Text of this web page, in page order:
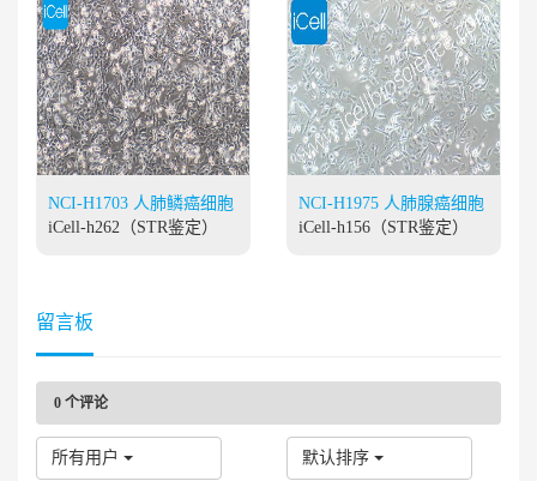
NCI-H1703 人肺鳞癌细胞
iCell-h262（STR鉴定）
NCI-H1975 人肺腺癌细胞
iCell-h156（STR鉴定）
留言板
0 个评论
所有用户 默认排序